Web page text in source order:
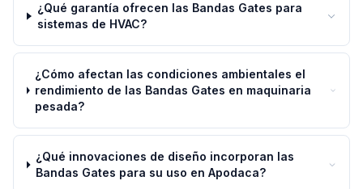
¿Qué garantía ofrecen las Bandas Gates para
sistemas de HVAC?
¿Cómo afectan las condiciones ambientales el
rendimiento de las Bandas Gates en maquinaria
pesada?
¿Qué innovaciones de diseño incorporan las
Bandas Gates para su uso en Apodaca?